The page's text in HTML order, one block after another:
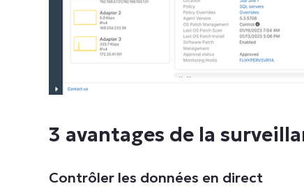
3 avantages de la
Contrôler les données en direct